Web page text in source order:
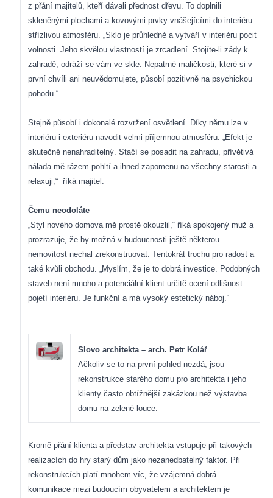
z přání majitelů, kteří dávali přednost dřevu. To doplnili
skleněnými plochami a kovovými prvky vnášejícími do interiéru
střízlivou atmosféru. „Sklo je průhledné a vytváří v interiéru pocit
volnosti. Jeho skvělou vlastností je zrcadlení. Stojíte-li zády k
zahradě, odráží se vám ve skle. Nepatrné maličkosti, které si v
první chvíli ani neuvědomujete, působí pozitivně na psychickou
pohodu.“
Stejně působí i dokonalé rozvržení osvětlení. Díky němu lze v
interiéru i exteriéru navodit velmi příjemnou atmosféru. „Efekt je
skutečně nenahraditelný. Stačí se posadit na zahradu, přívětivá
nálada mě rázem pohltí a ihned zapomenu na všechny starosti a
relaxuji,“ říká majitel.
Čemu neodoláte
„Styl nového domova mě prostě okouzlil,“ říká spokojený muž a
prozrazuje, že by možná v budoucnosti ještě některou
nemovitost nechal zrekonstruovat. Tentokrát trochu pro radost a
také kvůli obchodu. „Myslím, že je to dobrá investice. Podobných
staveb není mnoho a potenciální klient určitě ocení odlišnost
pojetí interiéru. Je funkční a má vysoký estetický náboj.“
Slovo architekta – arch. Petr Kolář
Ačkoliv se to na první pohled nezdá, jsou
rekonstrukce starého domu pro architekta i jeho
klienty často obtížnější zakázkou než výstavba
domu na zelené louce.
Kromě přání klienta a představ architekta vstupuje při takových
realizacích do hry starý dům jako nezanedbatelný faktor. Při
rekonstrukcích platí mnohem víc, že vzájemná dobrá
komunikace mezi budoucím obyvatelem a architektem je